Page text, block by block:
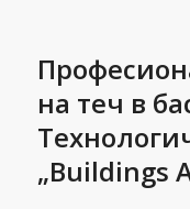
на теч в
„Buildings